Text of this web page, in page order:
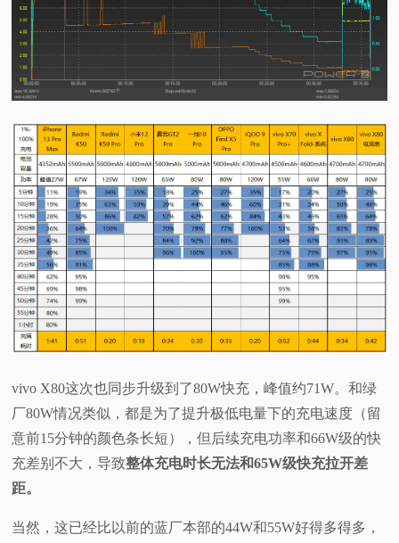
vivo X80这次也同步升级到了80W快充，峰值约71W。和绿
厂80W情况类似，都是为了提升极低电量下的充电速度（留
意前15分钟的颜色条长短），但后续充电功率和66W级的快
充差别不大，导致整体充电时长无法和65W级快充拉开差
距。
当然，这已经比以前的蓝厂本部的44W和55W好得多得多，